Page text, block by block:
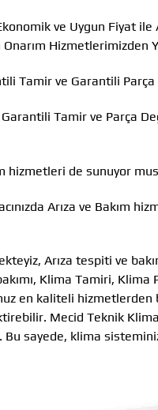
ve Uygun Fiyat ile
Hizmetlerimizden
Tamir ve Garantili
Tamir ve Parça
hizmetleri de sunuyor
Arıza ve Bakım
Arıza tespiti ve
Klima Tamiri, Klima
en kaliteli
Mecid Teknik
sayede, klima